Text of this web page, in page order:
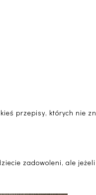
przepisy, których nie
zadowoleni, ale